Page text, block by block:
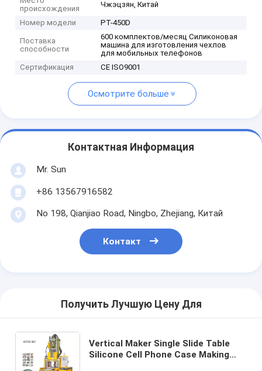
происхождения
Чжэцзян, Китай
Номер модели PT-450D
Поставка
способности
600 комплектов/месяц Силиконовая
машина для изготовления чехлов
для мобильных телефонов
Сертификация
CE ISO9001
Осмотрите больше
Контактная Информация
Mr. Sun
+86 13567916582
No 198, Qianjiao Road, Ningbo, Zhejiang, Китай
Контакт
Получить Лучшую Цену Для
Vertical Maker Single Slide Table
Silicone Cell Phone Case Making